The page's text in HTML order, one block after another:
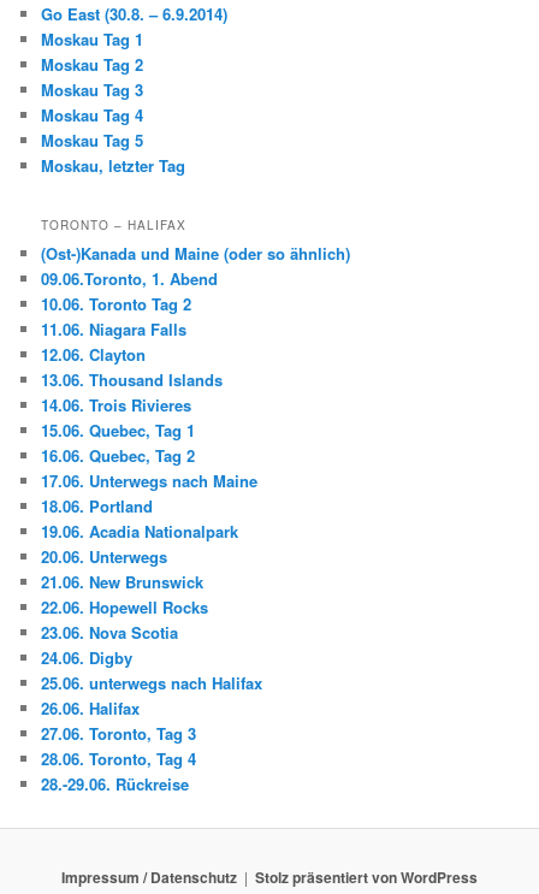
Go East (30.8. – 6.9.2014)
Moskau Tag 1
Moskau Tag 2
Moskau Tag 3
Moskau Tag 4
Moskau Tag 5
Moskau, letzter Tag
TORONTO – HALIFAX
(Ost-)Kanada und Maine (oder so ähnlich)
09.06.Toronto, 1. Abend
10.06. Toronto Tag 2
11.06. Niagara Falls
12.06. Clayton
13.06. Thousand Islands
14.06. Trois Rivieres
15.06. Quebec, Tag 1
16.06. Quebec, Tag 2
17.06. Unterwegs nach Maine
18.06. Portland
19.06. Acadia Nationalpark
20.06. Unterwegs
21.06. New Brunswick
22.06. Hopewell Rocks
23.06. Nova Scotia
24.06. Digby
25.06. unterwegs nach Halifax
26.06. Halifax
27.06. Toronto, Tag 3
28.06. Toronto, Tag 4
28.-29.06. Rückreise
Impressum / Datenschutz Stolz präsentiert von WordPress